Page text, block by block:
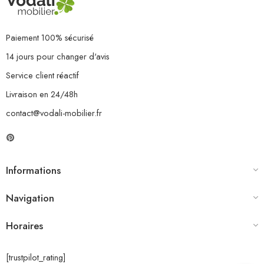
Paiement 100% sécurisé
14 jours pour changer d'avis
Service client réactif
Livraison en 24/48h
contact@vodali-mobilier.fr
Informations
Navigation
Horaires
[trustpilot_rating]